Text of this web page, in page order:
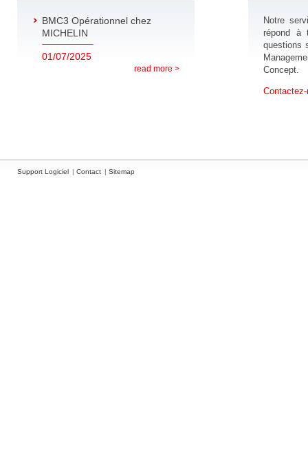
BMC3 Opérationnel chez
MICHELIN
01/07/2025
read more >
Notre
répond à
questions
Concept.
Support Logiciel Contact Sitemap